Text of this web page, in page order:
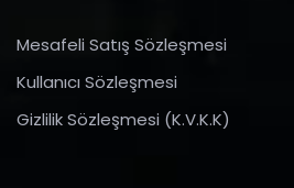
Mesafeli Satış Sözleşmesi
Kullanıcı Sözleşmesi
Gizlilik Sözleşmesi (K.V.K.K)